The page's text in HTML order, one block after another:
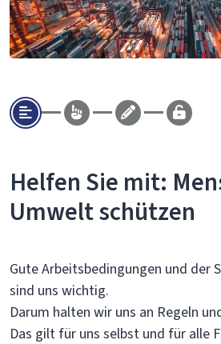
Helfen Sie mit:
Umwelt schützen
Gute Arbeitsbedingungen und der
sind uns wichtig.
Darum halten wir uns an Regeln
Das gilt für uns selbst und für alle